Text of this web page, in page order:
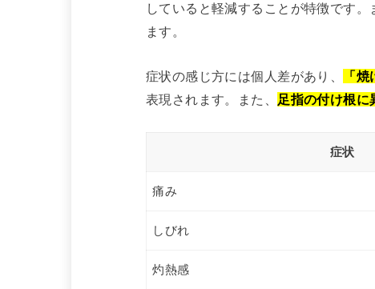
していると軽減することが特徴です。
ます。
症状の感じ方には個人差があり、 「
表現されます。また、
足指の付け根に
症状
痛み
しびれ
灼熱感